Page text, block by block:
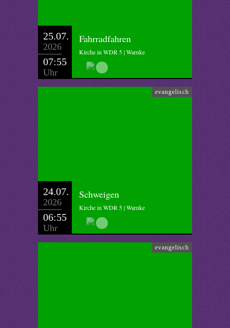
25.07.
2026
07:55
Uhr
Fahrradfahren
Kirche in WDR 5 | Warnke
evangelisch
24.07.
2026
06:55
Uhr
Schweigen
Kirche in WDR 5 | Warnke
evangelisch